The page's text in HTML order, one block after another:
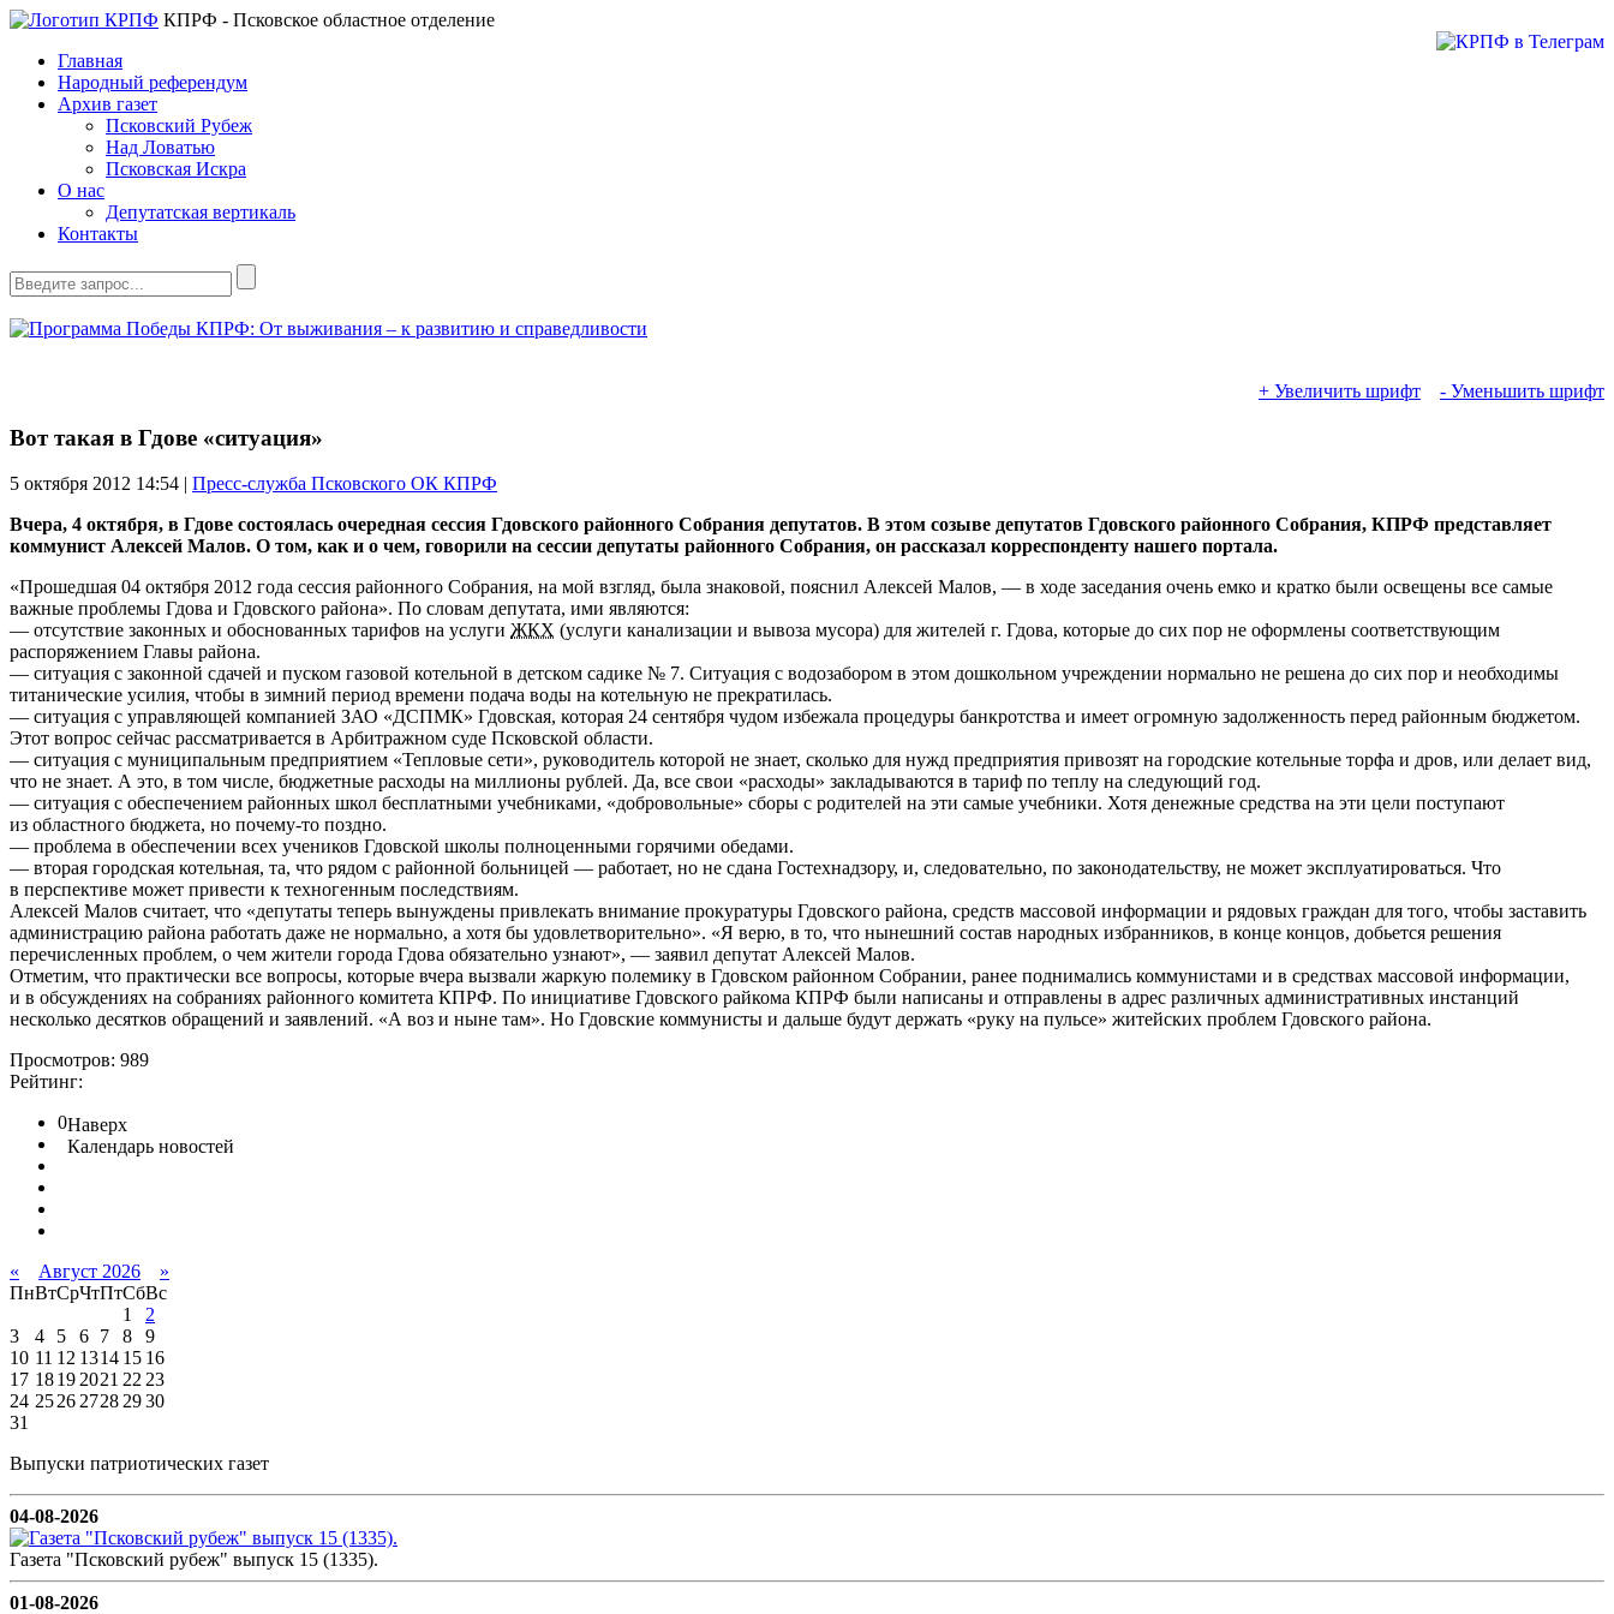
КПРФ - Псковское областное отделение
Главная
Народный референдум
Архив газет
Псковский Рубеж
Над Ловатью
Псковская Искра
О нас
Депутатская вертикаль
Контакты
+ Увеличить шрифт - Уменьшить шрифт
Вот такая в Гдове «ситуация»
5 октября 2012 14:54 | Пресс-служба Псковского ОК КПРФ
Вчера, 4 октября, в Гдове состоялась очередная сессия Гдовского районного Собрания депутатов. В этом созыве депутатов Гдовского районного Собрания, КПРФ представляет
коммунист Алексей Малов. О том, как и о чем, говорили на сессии депутаты районного Собрания, он рассказал корреспонденту нашего портала.
«Прошедшая 04 октября 2012 года сессия районного Собрания, на мой взгляд, была знаковой, пояснил Алексей Малов, — в ходе заседания очень емко и кратко были освещены все самые
важные проблемы Гдова и Гдовского района». По словам депутата, ими являются:
— отсутствие законных и обоснованных тарифов на услуги ЖКХ (услуги канализации и вывоза мусора) для жителей г. Гдова, которые до сих пор не оформлены соответствующим
распоряжением Главы района.
— ситуация с законной сдачей и пуском газовой котельной в детском садике № 7. Ситуация с водозабором в этом дошкольном учреждении нормально не решена до сих пор и необходимы
титанические усилия, чтобы в зимний период времени подача воды на котельную не прекратилась.
— ситуация с управляющей компанией ЗАО «ДСПМК» Гдовская, которая 24 сентября чудом избежала процедуры банкротства и имеет огромную задолженность перед районным бюджетом.
Этот вопрос сейчас рассматривается в Арбитражном суде Псковской области.
— ситуация с муниципальным предприятием «Тепловые сети», руководитель которой не знает, сколько для нужд предприятия привозят на городские котельные торфа и дров, или делает вид,
что не знает. А это, в том числе, бюджетные расходы на миллионы рублей. Да, все свои «расходы» закладываются в тариф по теплу на следующий год.
— ситуация с обеспечением районных школ бесплатными учебниками, «добровольные» сборы с родителей на эти самые учебники. Хотя денежные средства на эти цели поступают
из областного бюджета, но почему-то поздно.
— проблема в обеспечении всех учеников Гдовской школы полноценными горячими обедами.
— вторая городская котельная, та, что рядом с районной больницей — работает, но не сдана Гостехнадзору, и, следовательно, по законодательству, не может эксплуатироваться. Что
в перспективе может привести к техногенным последствиям.
Алексей Малов считает, что «депутаты теперь вынуждены привлекать внимание прокуратуры Гдовского района, средств массовой информации и рядовых граждан для того, чтобы заставить
администрацию района работать даже не нормально, а хотя бы удовлетворительно». «Я верю, в то, что нынешний состав народных избранников, в конце концов, добьется решения
перечисленных проблем, о чем жители города Гдова обязательно узнают», — заявил депутат Алексей Малов.
Отметим, что практически все вопросы, которые вчера вызвали жаркую полемику в Гдовском районном Собрании, ранее поднимались коммунистами и в средствах массовой информации,
и в обсуждениях на собраниях районного комитета КПРФ. По инициативе Гдовского райкома КПРФ были написаны и отправлены в адрес различных административных инстанций
несколько десятков обращений и заявлений. «А воз и ныне там». Но Гдовские коммунисты и дальше будут держать «руку на пульсе» житейских проблем Гдовского района.
Просмотров: 989
Рейтинг:
0Наверх
Календарь новостей
« Август 2026
»
ПнВтСрЧтПтСбВс
1
2
3
4 5 6 7 8
9
10 11 12 1314 15 16
17 18192021 2223
24 252627282930
31
Выпуски патриотических газет
04-08-2026
Газета "Псковский рубеж" выпуск 15 (1335).
01-08-2026